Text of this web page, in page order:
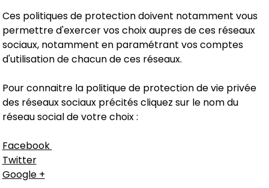
Ces politiques de protection doivent notamment vous
permettre d'exercer vos choix aupres de ces réseaux
sociaux, notamment en paramétrant vos comptes
d'utilisation de chacun de ces réseaux.
Pour connaitre la politique de protection de vie privée
des réseaux sociaux précités cliquez sur le nom du
réseau social de votre choix :
Facebook
Twitter
Google +